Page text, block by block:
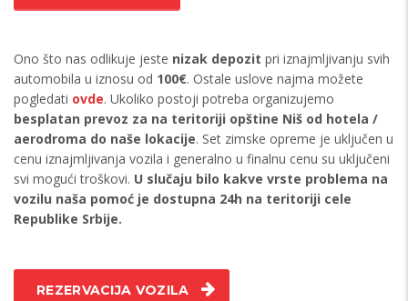
Ono što nas odlikuje jeste nizak depozit pri iznajmljivanju svih
automobila u iznosu od 100€. Ostale uslove najma možete
pogledati ovde. Ukoliko postoji potreba organizujemo
besplatan prevoz za na teritoriji opštine Niš od hotela /
aerodroma do naše lokacije. Set zimske opreme je uključen u
cenu iznajmljivanja vozila i generalno u finalnu cenu su uključeni
svi mogući troškovi. U slučaju bilo kakve vrste problema na
vozilu naša pomoć je dostupna 24h na teritoriji cele
Republike Srbije.
REZERVACIJA VOZILA